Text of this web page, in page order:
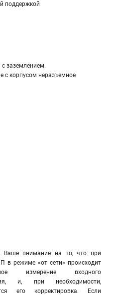
поддержкой
с заземлением.
с корпусом неразъемное
Ваше внимание на то, что при
в режиме «от сети» происходит
измерение входного
и, при необходимости,
его корректировка. Если